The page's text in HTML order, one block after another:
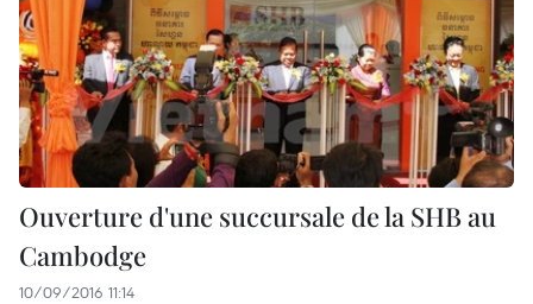
Ouverture d'une succursale de la SHB au
Cambodge
10/09/2016 11:14